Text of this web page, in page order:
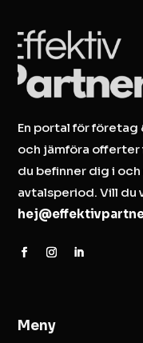
En portal för
och jämföra offerter
du befinner dig i
avtalsperiod. Vill du
Meny